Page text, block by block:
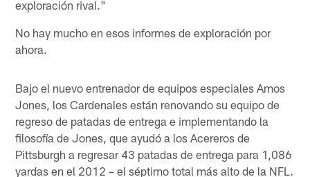
exploración rival."
No hay mucho en esos informes de exploración por
ahora.
Bajo el nuevo entrenador de equipos especiales Amos
Jones, los Cardenales están renovando su equipo de
regreso de patadas de entrega e implementando la
filosofía de Jones, que ayudó a los Acereros de
Pittsburgh a regresar 43 patadas de entrega para 1,086
yardas en el 2012 – el séptimo total más alto de la NFL.